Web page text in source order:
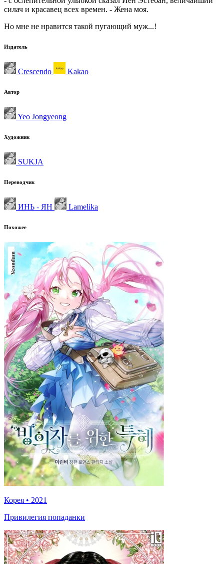
силач и красавец всех времен. - Жена моя.
Но мне не нравится такой пугающий муж...!
Издатель
Crescendo Kakao
Автор
Yeo Jongyeong
Художник
SUKJA
Переводчик
ИНЬ - ЯН Lamelika
Похожее
Корея • 2021
Привилегия попаданки